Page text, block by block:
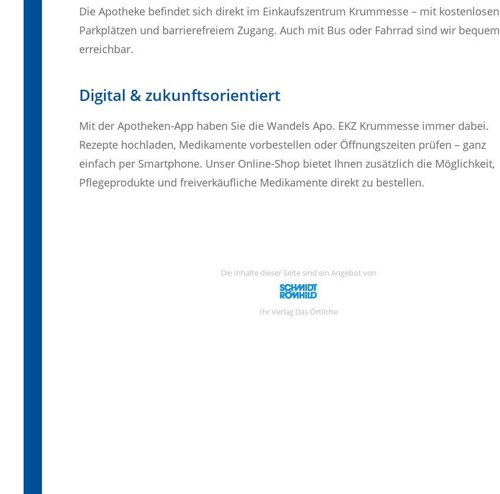
Die Apotheke befindet sich direkt im Einkaufszentrum Krummesse – mit kostenlosen
Parkplätzen und barrierefreiem Zugang. Auch mit Bus oder Fahrrad sind wir bequem
erreichbar.
Digital & zukunftsorientiert
Mit der Apotheken-App haben Sie die Wandels Apo. EKZ Krummesse immer dabei.
Rezepte hochladen, Medikamente vorbestellen oder Öffnungszeiten prüfen – ganz
einfach per Smartphone. Unser Online-Shop bietet Ihnen zusätzlich die Möglichkeit,
Pflegeprodukte und freiverkäufliche Medikamente direkt zu bestellen.